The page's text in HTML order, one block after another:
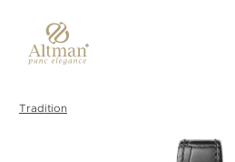
Tradition